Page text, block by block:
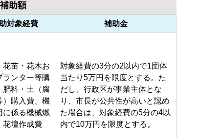
助額
対象経費 補助金
花苗・花木お
ランター等購
肥料・土（腐
）購入費、機
に係る機械燃
花壇作成費
対象経費の3分の2以内で1団体
当たり5万円を限度とする。た
だし、行政区が事業主体とな
り、市長が公共性が高いと認め
た場合は、対象経費の5分の4以
内で10万円を限度とする。